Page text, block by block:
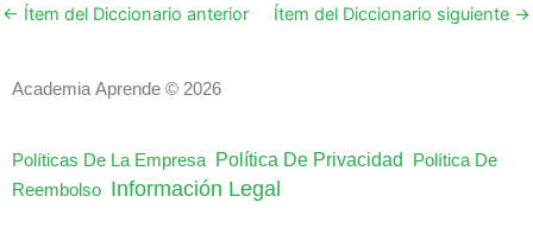
← Ítem del Diccionario anterior Ítem del Diccionario siguiente →
Academia Aprende © 2026
Políticas De La Empresa Política De Privacidad
Política De
Reembolso Información Legal